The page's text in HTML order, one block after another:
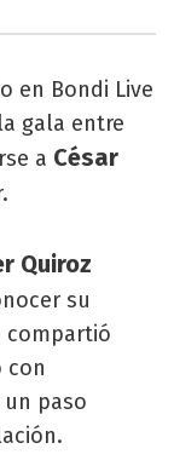
en Bondi Live
gala entre
a César
Quiroz
su
compartió
con
paso